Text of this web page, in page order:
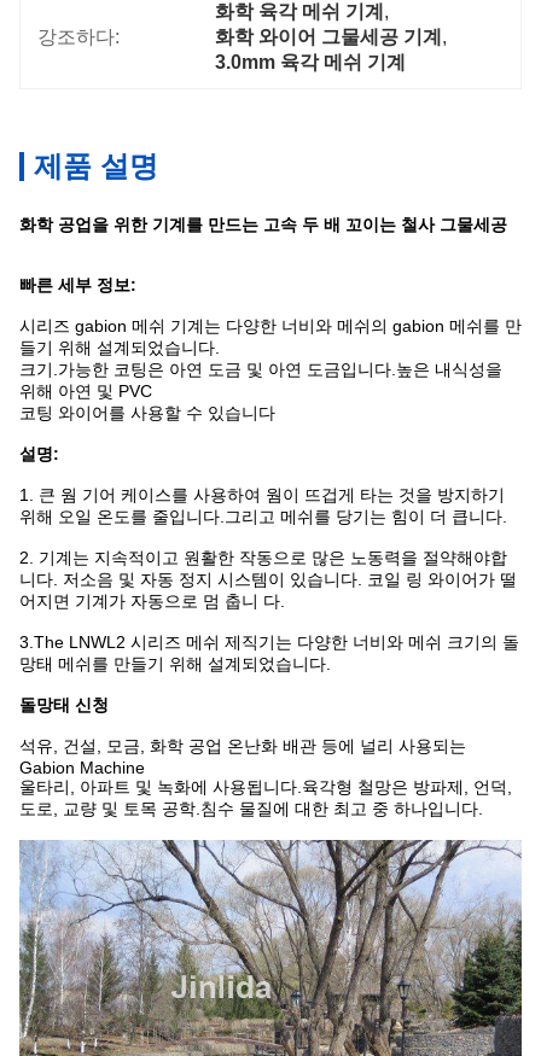
강조하다:
화학 육각 메쉬 기계 ,
화학 와이어 그물세공 기계 ,
3.0mm 육각 메쉬 기계
제품 설명
화학 공업을 위한 기계를 만드는 고속 두 배 꼬이는 철사 그물세공
빠른 세부 정보:
시리즈 gabion 메쉬 기계는 다양한 너비와 메쉬의 gabion 메쉬를 만
들기 위해 설계되었습니다.
크기.가능한 코팅은 아연 도금 및 아연 도금입니다.높은 내식성을
위해 아연 및 PVC
코팅 와이어를 사용할 수 있습니다
설명:
1. 큰 웜 기어 케이스를 사용하여 웜이 뜨겁게 타는 것을 방지하기
위해 오일 온도를 줄입니다.그리고 메쉬를 당기는 힘이 더 큽니다.
2. 기계는 지속적이고 원활한 작동으로 많은 노동력을 절약해야합
니다. 저소음 및 자동 정지 시스템이 있습니다. 코일 링 와이어가 떨
어지면 기계가 자동으로 멈 춥니 다.
3.The LNWL2 시리즈 메쉬 제직기는 다양한 너비와 메쉬 크기의 돌
망태 메쉬를 만들기 위해 설계되었습니다.
돌망태 신청
석유, 건설, 모금, 화학 공업 온난화 배관 등에 널리 사용되는
Gabion Machine
울타리, 아파트 및 녹화에 사용됩니다.육각형 철망은 방파제, 언덕,
도로, 교량 및 토목 공학.침수 물질에 대한 최고 중 하나입니다.